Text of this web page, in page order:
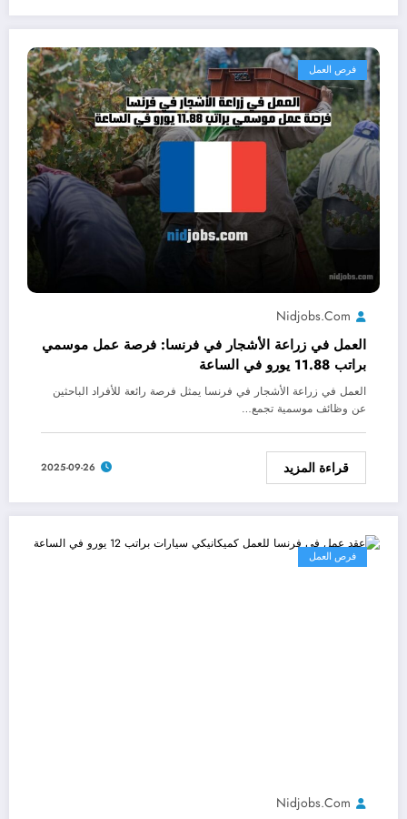
فرص العمل
Nidjobs.com
العمل في زراعة الأشجار في فرنسا: فرصة عمل موسمي
براتب 11.88 يورو في الساعة
العمل في زراعة الأشجار في فرنسا يمثل فرصة رائعة للأفراد الباحثين
عن وظائف موسمية تجمع…
قراءة المزيد 2025-09-26
فرص العمل
Nidjobs.com